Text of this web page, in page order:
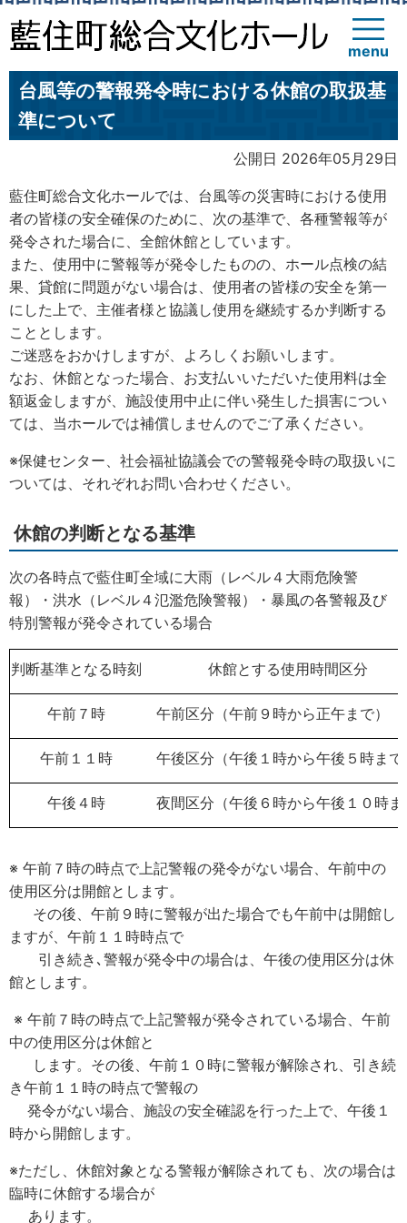
menu
台風等の警報発令時における休館の取扱基
準について
公開日 2026年05月29日
藍住町総合文化ホールでは、台風等の災害時における使用
者の皆様の安全確保のために、次の基準で、各種警報等が
発令された場合に、全館休館としています。
また、使用中に警報等が発令したものの、ホール点検の結
果、貸館に問題がない場合は、使用者の皆様の安全を第一
にした上で、主催者様と協議し使用を継続するか判断する
こととします。
ご迷惑をおかけしますが、よろしくお願いします。
なお、休館となった場合、お支払いいただいた使用料は全
額返金しますが、施設使用中止に伴い発生した損害につい
ては、当ホールでは補償しませんのでご了承ください。
※保健センター、社会福祉協議会での警報発令時の取扱いに
ついては、それぞれお問い合わせください。
休館の判断となる基準
次の各時点で藍住町全域に大雨（レベル４大雨危険警
報）・洪水（レベル４氾濫危険警報）・暴風の各警報及び
特別警報が発令されている場合
判断基準となる時刻 休館とする使用時間区分
午前７時 午前区分（午前９時から正午まで）
午前１１時 午後区分（午後１時から午後５時まで
午後４時 夜間区分（午後６時から午後１０時ま
※ 午前７時の時点で上記警報の発令がない場合、午前中の
使用区分は開館とします。
その後、午前９時に警報が出た場合でも午前中は開館し
ますが、午前１１時時点で
引き続き､警報が発令中の場合は、午後の使用区分は休
館とします。
※ 午前７時の時点で上記警報が発令されている場合、午前
中の使用区分は休館と
します。その後、午前１０時に警報が解除され、引き続
き午前１１時の時点で警報の
発令がない場合、施設の安全確認を行った上で、午後１
時から開館します。
※ただし、休館対象となる警報が解除されても、次の場合は
臨時に休館する場合が
あります。